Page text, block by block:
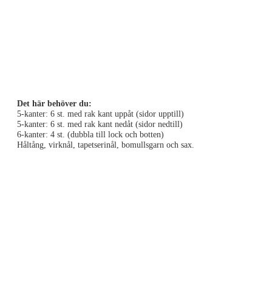
Det här behöver du:
5-kanter: 6 st. med rak kant uppåt (sidor upptill)
5-kanter: 6 st. med rak kant nedåt (sidor nedtill)
6-kanter: 4 st. (dubbla till lock och botten)
Håltång, virknål, tapetserinål, bomullsgarn och sax.